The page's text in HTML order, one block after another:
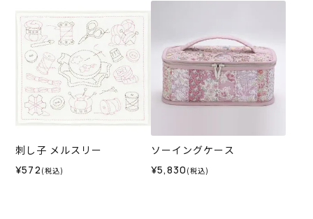
刺し子 メルスリー
¥572 (税込)
ソーイングケース
¥5,830 (税込)